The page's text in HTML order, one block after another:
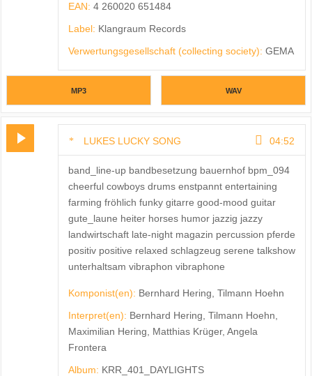
EAN: 4 260020 651484
Label: Klangraum Records
Verwertungsgesellschaft (collecting society): GEMA
MP3 WAV
LUKES LUCKY SONG 04:52
band_line-up bandbesetzung bauernhof bpm_094
cheerful cowboys drums enstpannt entertaining
farming fröhlich funky gitarre good-mood guitar
gute_laune heiter horses humor jazzig jazzy
landwirtschaft late-night magazin percussion pferde
positiv positive relaxed schlagzeug serene talkshow
unterhaltsam vibraphon vibraphone
Komponist(en): Bernhard Hering, Tilmann Hoehn
Interpret(en): Bernhard Hering, Tilmann Hoehn,
Maximilian Hering, Matthias Krüger, Angela
Frontera
Album: KRR_401_DAYLIGHTS